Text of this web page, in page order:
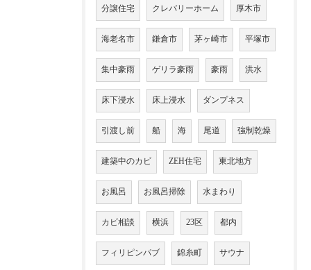
分譲住宅 クレバリーホーム 厚木市
海老名市 鎌倉市 茅ヶ崎市 平塚市
集中豪雨 ゲリラ豪雨 豪雨 洪水
床下浸水 床上浸水 ダンプネス
引渡し前 船 海 尾道 強制乾燥
建築中のカビ ZEH住宅 東北地方
お風呂 お風呂掃除 水まわり
カビ相談 横浜 23区 都内
フィリピンパブ 錦糸町 サウナ